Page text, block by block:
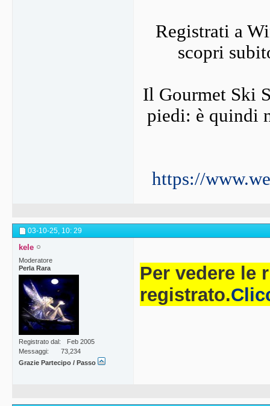
Registrati a
scopri
Il Gourmet Ski
piedi: è quindi
https://
03-10-25, 10: 29
kele
Moderatore
Perla Rara
Registrato dal
Feb 2005
Messaggi
73,234
Grazie Partecipo / Passo
Per vedere le
registrato.